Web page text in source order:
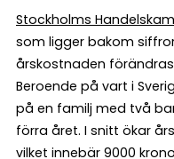
Stockholms
som ligger bakom
årskostnaden
Beroende på vart i
på en familj med två
förra året. I snitt ökar
vilket innebär 9000